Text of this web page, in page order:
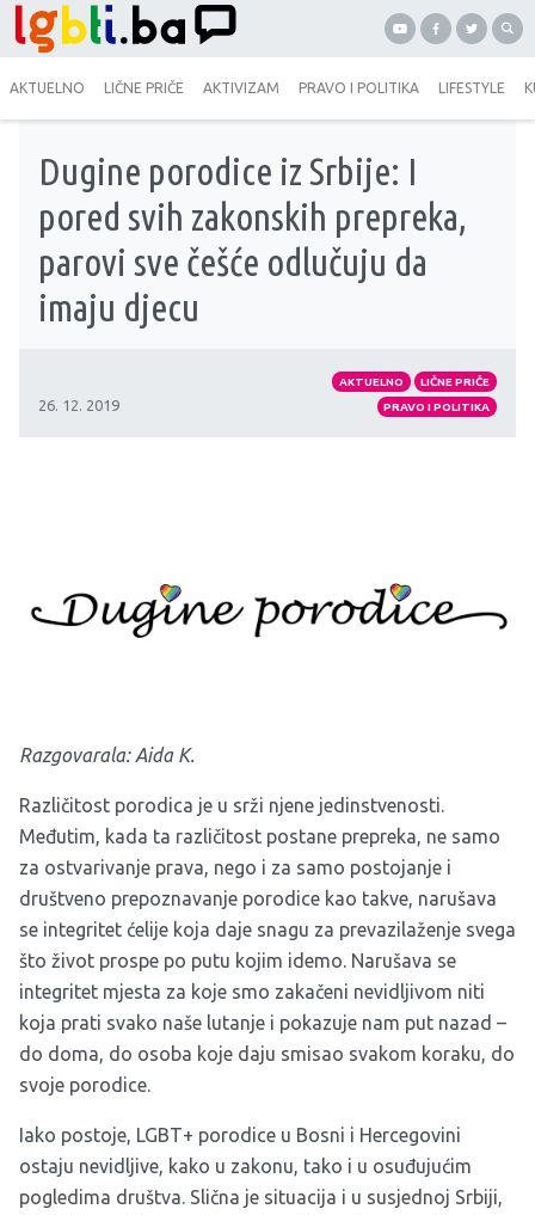
AKTUELNO LIČNE PRIČE AKTIVIZAM PRAVO I POLITIKA LIFESTYLE
Dugine porodice iz Srbije: I
pored svih zakonskih prepreka,
parovi sve češće odlučuju da
imaju djecu
26. 12. 2019
AKTUELNO
LIČNE PRIČE
PRAVO I POLITIKA
Razgovarala: Aida K.
Različitost porodica je u srži njene jedinstvenosti.
Međutim, kada ta različitost postane prepreka, ne samo
za ostvarivanje prava, nego i za samo postojanje i
društveno prepoznavanje porodice kao takve, narušava
se integritet ćelije koja daje snagu za prevazilaženje svega
što život prospe po putu kojim idemo. Narušava se
integritet mjesta za koje smo zakačeni nevidljivom niti
koja prati svako naše lutanje i pokazuje nam put nazad –
do doma, do osoba koje daju smisao svakom koraku, do
svoje porodice.
Iako postoje, LGBT+ porodice u Bosni i Hercegovini
ostaju nevidljive, kako u zakonu, tako i u osuđujućim
pogledima društva. Slična je situacija i u susjednoj Srbiji,